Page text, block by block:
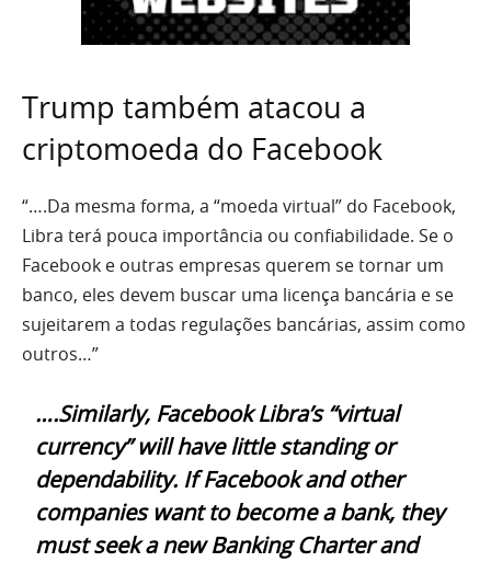
Trump também atacou a
criptomoeda do Facebook
“….Da mesma forma, a “moeda virtual” do Facebook,
Libra terá pouca importância ou confiabilidade. Se o
Facebook e outras empresas querem se tornar um
banco, eles devem buscar uma licença bancária e se
sujeitarem a todas regulações bancárias, assim como
outros…”
….Similarly, Facebook Libra’s “virtual
currency” will have little standing or
dependability. If Facebook and other
companies want to become a bank, they
must seek a new Banking Charter and